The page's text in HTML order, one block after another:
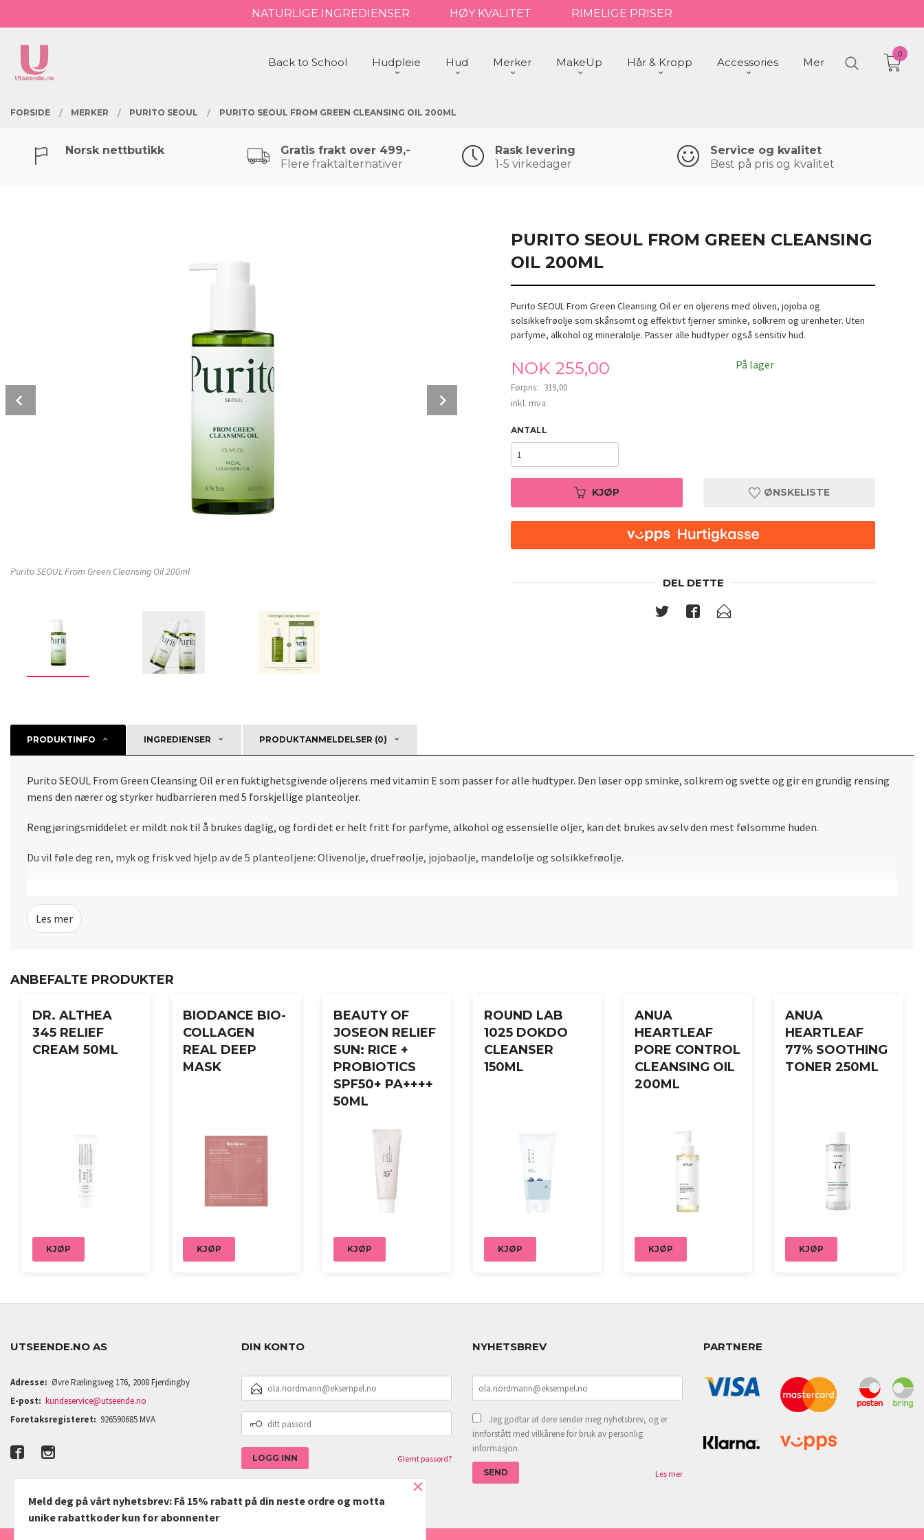
til
NATURLIGE INGREDIENSER HØY KVALITET RIMELIGE PRISER
PRODUKTER
Back to School Hudpleie Hud Merker MakeUp Hår & Kropp Accessories Mer
0
FORSIDE MERKER PURITO SEOUL PURITO SEOUL FROM GREEN CLEANSING OIL 200ML
Norsk nettbutikk
Gratis frakt over 499,-
Flere fraktalternativer
Rask levering
1-5 virkedager
Service og kvalitet
Best på pris og kvalitet
Purito SEOUL From Green Cleansing Oil 200ml
PURITO SEOUL FROM GREEN CLEANSING
OIL 200ML
Purito SEOUL From Green Cleansing Oil er en oljerens med oliven, jojoba og
solsikkefrøolje som skånsomt og effektivt fjerner sminke, solkrem og urenheter. Uten
parfyme, alkohol og mineralolje. Passer alle hudtyper også sensitiv hud.
Tilbud
NOK 255,00
Førpris: 319,00
Rabatt
inkl. mva.
På lager
ANTALL
KJØP ØNSKELISTE
DEL DETTE
PRODUKTINFO INGREDIENSER PRODUKTANMELDELSER (0)
Purito SEOUL From Green Cleansing Oil er en fuktighetsgivende oljerens med vitamin E som passer for alle hudtyper. Den løser opp sminke, solkrem og svette og gir en grundig rensing
mens den nærer og styrker hudbarrieren med 5 forskjellige planteoljer.
Rengjøringsmiddelet er mildt nok til å brukes daglig, og fordi det er helt fritt for parfyme, alkohol og essensielle oljer, kan det brukes av selv den mest følsomme huden.
Du vil føle deg ren, myk og frisk ved hjelp av de 5 planteoljene: Olivenolje, druefrøolje, jojobaolje, mandelolje og solsikkefrøolje.
Les mer
ANBEFALTE PRODUKTER
DR. ALTHEA
345 RELIEF
CREAM 50ML
KJØP
BIODANCE BIO-
COLLAGEN
REAL DEEP
MASK
KJØP
BEAUTY OF
JOSEON RELIEF
SUN: RICE +
PROBIOTICS
SPF50+ PA++++
50ML
KJØP
ROUND LAB
1025 DOKDO
CLEANSER
150ML
KJØP
ANUA
HEARTLEAF
PORE CONTROL
CLEANSING OIL
200ML
KJØP
ANUA
HEARTLEAF
77% SOOTHING
TONER 250ML
KJØP
UTSEENDE.NO AS
Adresse: Øvre Rælingsveg 176, 2008 Fjerdingby
E-post: kundeservice@utseende.no
Foretaksregisteret: 926590685 MVA
DIN KONTO
POSTADRESSE
PASSORD
Glemt passord?
NYHETSBREV
Jeg godtar at dere sender meg nyhetsbrev, og er
innforstått med vilkårene for bruk av personlig
informasjon
Les mer
PARTNERE
×
Meld deg på vårt nyhetsbrev: Få 15% rabatt på din neste ordre og motta
unike rabattkoder kun for abonnenter